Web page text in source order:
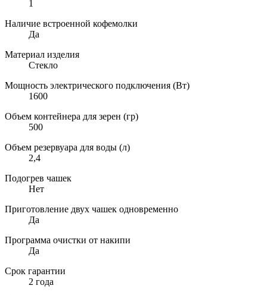
1
Наличие встроенной кофемолки
Да
Материал изделия
Стекло
Мощность электрического подключения (Вт)
1600
Объем контейнера для зерен (гр)
500
Объем резервуара для воды (л)
2,4
Подогрев чашек
Нет
Приготовление двух чашек одновременно
Да
Программа очистки от накипи
Да
Срок гарантии
2 года